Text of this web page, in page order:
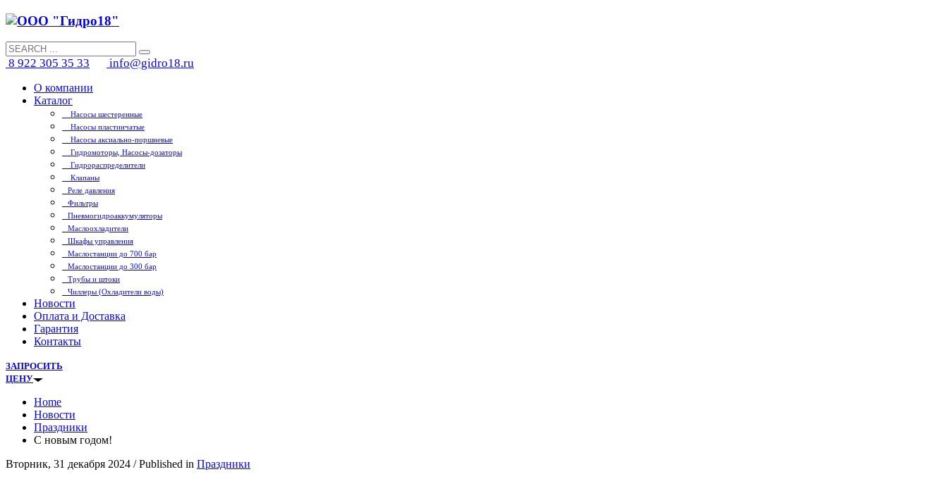
8 922 305 35 33 info@gidro18.ru
О компании
Каталог
Насосы шестеренные
Насосы пластинчатые
Насосы аксиально-поршневые
Гидромоторы, Насосы-дозаторы
Гидрораспределители
Клапаны
Реле давления
Фильтры
Пневмогидроаккумуляторы
Маслоохладители
Шкафы управления
Маслостанции до 700 бар
Маслостанции до 300 бар
Трубы и штоки
Чиллеры (Охладители воды)
Новости
Оплата и Доставка
Гарантия
Контакты
ЗАПРОСИТЬ
ЦЕНУ
Home
Новости
Праздники
С новым годом!
Вторник, 31 декабря 2024 /Published in Праздники